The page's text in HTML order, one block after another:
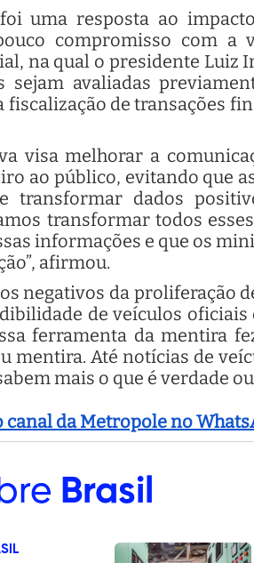
uma resposta ao
compromisso com a
na qual o presidente Luiz
avaliadas
de transações
visa melhorar a
ao público, evitando que
transformar dados
transformar todos
informações e que os
afirmou.
negativos da proliferação
de veículos
ferramenta da mentira
mentira. Até notícias de
mais o que é verdade
da Metropole no
Brasil